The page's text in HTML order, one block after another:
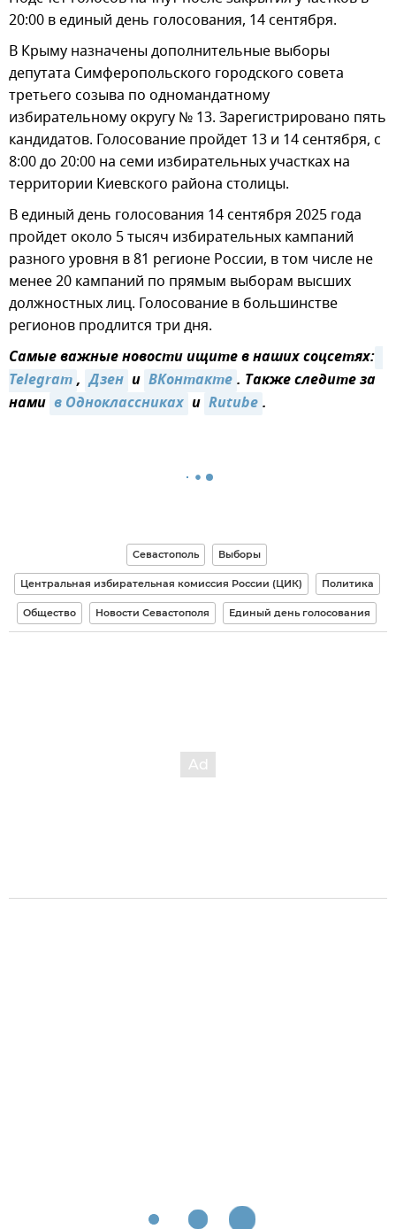
20:00 в единый день голосования, 14 сентября.
В Крыму назначены дополнительные выборы
депутата Симферопольского городского совета
третьего созыва по одномандатному
избирательному округу № 13. Зарегистрировано пять
кандидатов. Голосование пройдет 13 и 14 сентября, с
8:00 до 20:00 на семи избирательных участках на
территории Киевского района столицы.
В единый день голосования 14 сентября 2025 года
пройдет около 5 тысяч избирательных кампаний
разного уровня в 81 регионе России, в том числе не
менее 20 кампаний по прямым выборам высших
должностных лиц. Голосование в большинстве
регионов продлится три дня.
Самые важные новости ищите в наших соцсетях:
Telegram, Дзен и ВКонтакте. Также следите за
нами в Одноклассниках и Rutube.
Севастополь Выборы
Центральная избирательная комиссия России (ЦИК) Политика
Общество Новости Севастополя Единый день голосования